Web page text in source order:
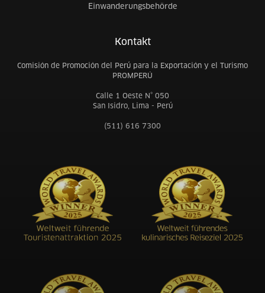
Einwanderungsbehörde
Kontakt
Comisión de Promoción del Perú para la Exportación y el Turismo
PROMPERÚ
Calle 1 Oeste N° 050
San Isidro, Lima - Perú
(511) 616 7300